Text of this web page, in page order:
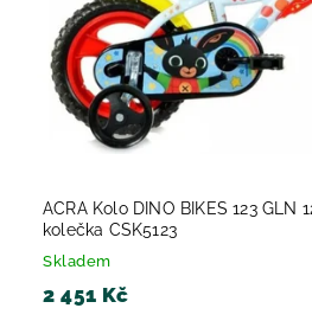
ACRA Kolo DINO BIKES 123 GLN
kolečka CSK5123
Skladem
2 451 Kč